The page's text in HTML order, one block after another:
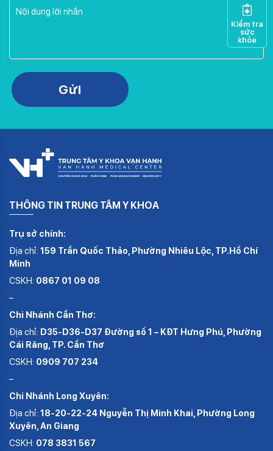
THÔNG TIN TRUNG TÂM Y KHOA
Trụ sở chính:
Địa chỉ: 159 Trần Quốc Thảo, Phường Nhiêu Lộc, TP.Hồ Chí
Minh
CSKH: 0867 01 09 08
–
Chi Nhánh Cần Thơ:
Địa chỉ: D35-D36-D37 Đường số 1 – KĐT Hưng Phú, Phường
Cái Răng, TP. Cần Thơ
CSKH: 0909 707 234
–
Chi Nhánh Long Xuyên:
Địa chỉ: 18-20-22-24 Nguyễn Thị Minh Khai, Phường Long
Xuyên, An Giang
CSKH: 078 3831 567
Please leave this field empty.
Gửi
Kiểm tra
sức
khỏe